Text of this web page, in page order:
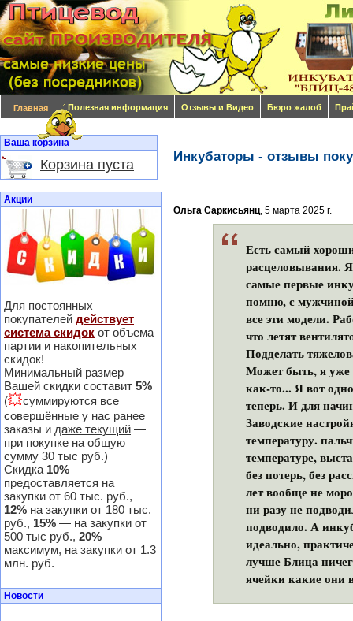
Главная Полезная информация Отзывы и Видео Бюро жалоб
Ваша корзина
Корзина пуста
Акции
Для постоянных
покупателей действует
система скидок от объема
партии и накопительных
скидок!
Минимальный размер
Вашей скидки составит 5%
(💥суммируются все
совершённые у нас ранее
заказы и даже текущий —
при покупке на общую
сумму 30 тыс руб.)
Скидка 10%
предоставляется на
закупки от 60 тыс. руб.,
12% на закупки от 180 тыс.
руб., 15% — на закупки от
500 тыс руб., 20% —
максимум, на закупки от 1.3
млн. руб.
Новости
Инкубаторы - отзывы
Ольга Саркисьянц, 5 марта 2025 г.
Есть самый
расцеловывания.
самые первые
помню, с
все эти модели.
что летят
Подделать
Может быть, я уже
как-то... Я вот
теперь. И для
Заводские
температуру.
температуре,
без потерь, без
лет вообще не
ни разу не
подводило. А
идеально,
лучше Блица
ячейки какие они